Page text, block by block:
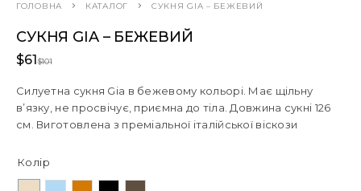
ГОЛОВНА КАТАЛОГ СУКНЯ GIA – БЕЖЕВИЙ
СУКНЯ GIA – БЕЖЕВИЙ
$101
$61
Силуетна сукня Gia в бежевому кольорі. Має щільну
в’язку, не просвічує, приємна до тіла. Довжина сукні 126
см. Виготовлена з преміальної італійської віскози
Колір